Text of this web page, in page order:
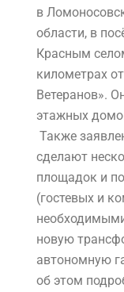
в
области, в
Красным
километрах
Ветеранов».
этажных
Также
сделают
площадок и
(гостевых и
новую
автономную
об этом